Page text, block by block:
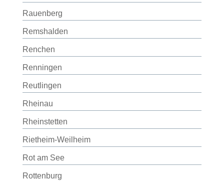
Rauenberg
Remshalden
Renchen
Renningen
Reutlingen
Rheinau
Rheinstetten
Rietheim-Weilheim
Rot am See
Rottenburg